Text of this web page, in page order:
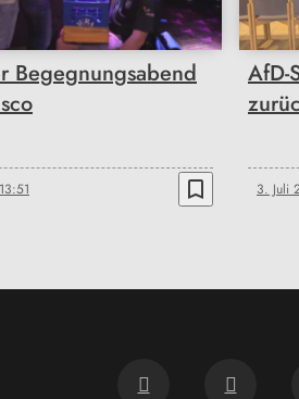
Begegnungsabend
13:51 bookmark_border
AfD-
3. Juli